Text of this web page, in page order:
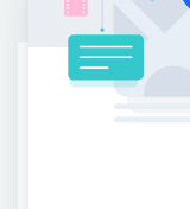
网赚基地简介
❤本站：本站整
类&副业类，资